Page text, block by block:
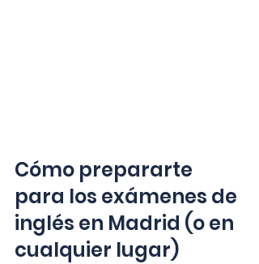
Cómo prepararte
para los exámenes de
inglés en Madrid (o en
cualquier lugar)